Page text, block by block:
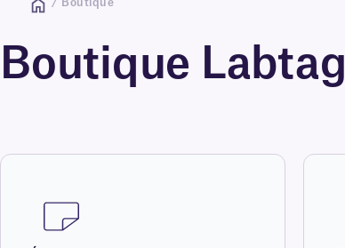
/ Boutique
Boutique Labtag